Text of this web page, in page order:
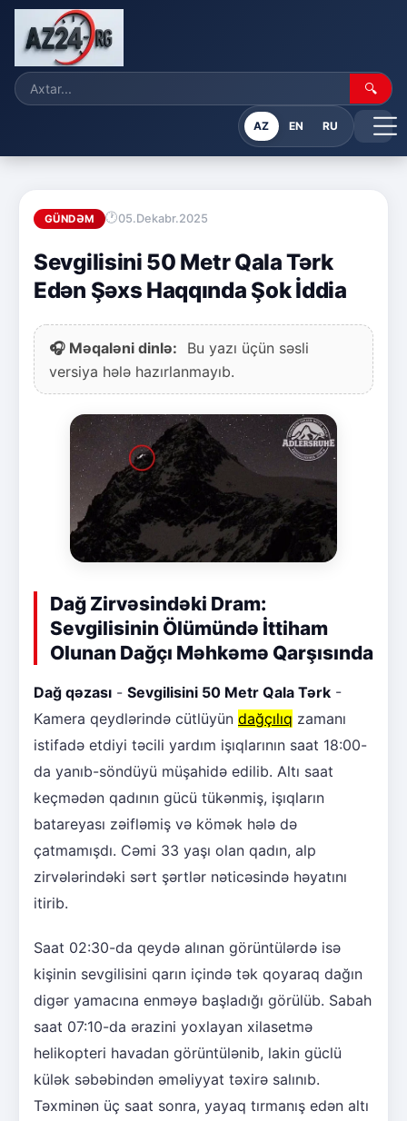
🔍
AZ EN RU
GÜNDƏM 05.Dekabr.2025
Sevgilisini 50 Metr Qala Tərk
Edən Şəxs Haqqında Şok İddia
🎧 Məqaləni dinlə:
Bu yazı üçün səsli
versiya hələ hazırlanmayıb.
Dağ Zirvəsindəki Dram:
Sevgilisinin Ölümündə İttiham
Olunan Dağçı Məhkəmə Qarşısında
Dağ qəzası - Sevgilisini 50 Metr Qala Tərk -
Kamera qeydlərində cütlüyün dağçılıq zamanı
istifadə etdiyi təcili yardım işıqlarının saat 18:00-
da yanıb-söndüyü müşahidə edilib. Altı saat
keçmədən qadının gücü tükənmiş, işıqların
batareyası zəifləmiş və kömək hələ də
çatmamışdı. Cəmi 33 yaşı olan qadın, alp
zirvələrindəki sərt şərtlər nəticəsində həyatını
itirib.
Saat 02:30-da qeydə alınan görüntülərdə isə
kişinin sevgilisini qarın içində tək qoyaraq dağın
digər yamacına enməyə başladığı görülüb. Sabah
saat 07:10-da ərazini yoxlayan xilasetmə
helikopteri havadan görüntülənib, lakin güclü
külək səbəbindən əməliyyat təxirə salınıb.
Təxminən üç saat sonra, yayaq tırmanış edən altı